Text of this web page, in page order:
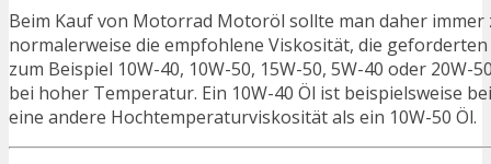
Beim Kauf von Motorrad Motoröl sollte man daher
normalerweise die empfohlene Viskosität, die
zum Beispiel 10W-40, 10W-50, 15W-50, 5W-40 oder
bei hoher Temperatur. Ein 10W-40 Öl ist beispielsweise
eine andere Hochtemperaturviskosität als ein 10W-50 Öl.